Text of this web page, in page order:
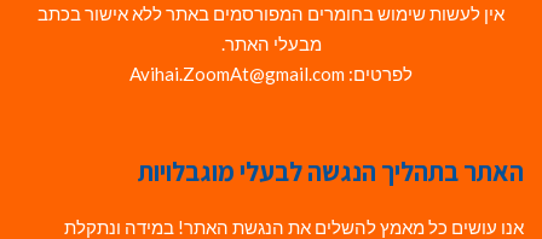
אין לעשות שימוש בחומרים המפורסמים באתר ללא אישור בכתב
מבעלי האתר.
לפרטים: Avihai.ZoomAt@gmail.com
האתר בתהליך הנגשה לבעלי מוגבלויות
אנו עושים כל מאמץ להשלים את הנגשת האתר! במידה ונתקלת